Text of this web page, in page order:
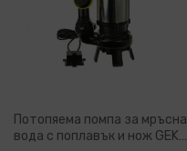
Потопяема помпа за мръсна
вода с поплавък и нож GEKO